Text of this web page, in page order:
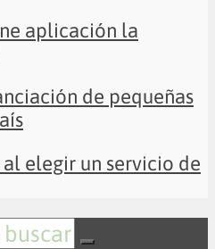
aplicación la
de pequeñas
elegir un servicio de